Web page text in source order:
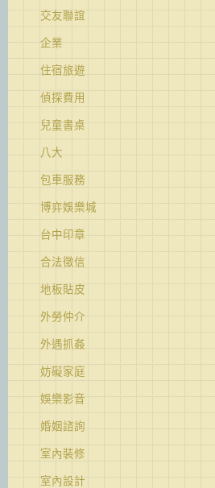
交友聯誼
企業
住宿旅遊
偵探費用
兒童書桌
八大
包車服務
博弈娛樂城
台中印章
合法徵信
地板貼皮
外勞仲介
外遇抓姦
妨礙家庭
娛樂影音
婚姻諮詢
室內裝修
室內設計